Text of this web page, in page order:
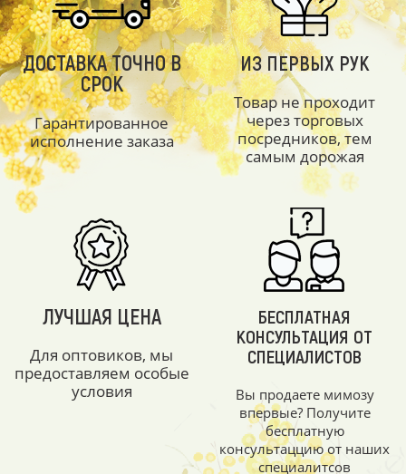
ДОСТАВКА ТОЧНО В
СРОК
Гарантированное
исполнение заказа
ИЗ ПЕРВЫХ РУК
Товар не проходит
через торговых
посредников, тем
самым дорожая
ЛУЧШАЯ ЦЕНА
Для оптовиков, мы
предоставляем особые
условия
БЕСПЛАТНАЯ
КОНСУЛЬТАЦИЯ ОТ
СПЕЦИАЛИСТОВ
Вы продаете мимозу
впервые? Получите
бесплатную
консультаццию от наших
специалитсов